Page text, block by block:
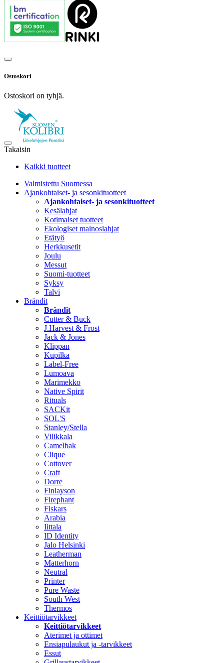
Ostoskori
Ostoskori on tyhjä.
Takaisin
Kaikki tuotteet
Valmistettu Suomessa
Ajankohtaiset- ja sesonkituotteet
Ajankohtaiset- ja sesonkituotteet
Kesälahjat
Kotimaiset tuotteet
Ekologiset mainoslahjat
Etätyö
Herkkusetit
Joulu
Messut
Suomi-tuotteet
Syksy
Talvi
Brändit
Brändit
Cutter & Buck
J.Harvest & Frost
Jack & Jones
Klippan
Kupilka
Label-Free
Lumoava
Marimekko
Native Spirit
Rituals
SACKit
SOL'S
Stanley/Stella
Vilikkala
Camelbak
Clique
Cottover
Craft
Dorre
Finlayson
Firephant
Fiskars
Arabia
Iittala
ID Identity
Jalo Helsinki
Leatherman
Matterhorn
Neutral
Printer
Pure Waste
South West
Thermos
Keittiötarvikkeet
Keittiötarvikkeet
Aterimet ja ottimet
Ensiapulaukut ja -tarvikkeet
Essut